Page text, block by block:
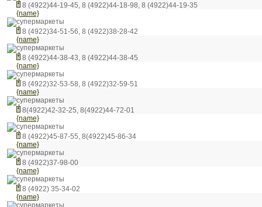
8 (4922)44-19-45, 8 (4922)44-18-98, 8 (4922)44-19-35
{name}
супермаркеты
8 (4922)34-51-56, 8 (4922)38-28-42
{name}
супермаркеты
8 (4922)44-38-43, 8 (4922)44-38-45
{name}
супермаркеты
8 (4922)32-53-58, 8 (4922)32-59-51
{name}
супермаркеты
8(4922)42-32-25, 8(4922)44-72-01
{name}
супермаркеты
8 (4922)45-87-55, 8(4922)45-86-34
{name}
супермаркеты
8 (4922)37-98-00
{name}
супермаркеты
8 (4922) 35-34-02
{name}
супермаркеты